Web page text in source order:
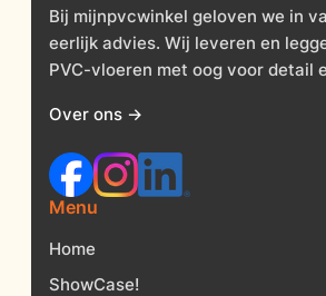
Bij mijnpvcwinkel geloven we in
eerlijk advies. Wij leveren en
PVC-vloeren met oog voor detail
Over ons →
Menu
Home
ShowCase!